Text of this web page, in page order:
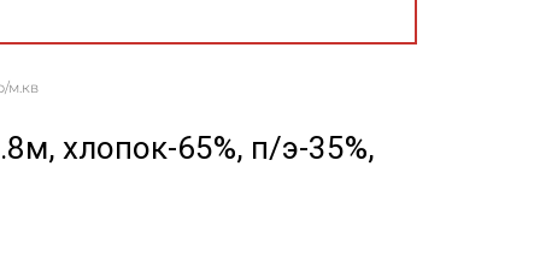
м.кв
хлопок-65%, п/э-35%,